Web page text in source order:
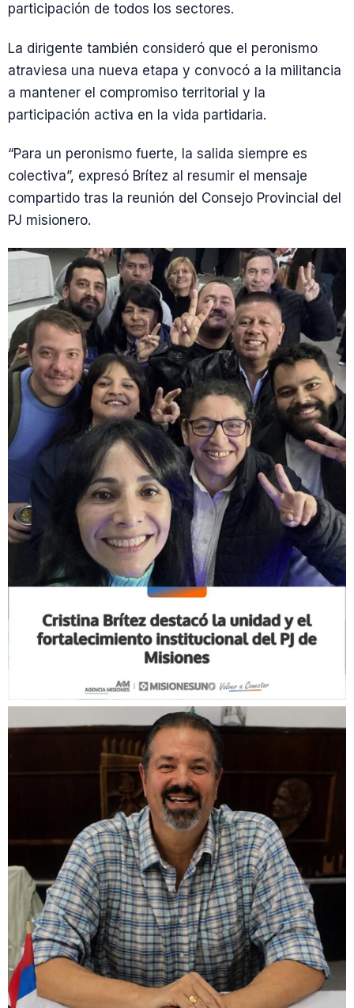
participación de todos los sectores.
La dirigente también consideró que el peronismo
atraviesa una nueva etapa y convocó a la militancia
a mantener el compromiso territorial y la
participación activa en la vida partidaria.
“Para un peronismo fuerte, la salida siempre es
colectiva”, expresó Brítez al resumir el mensaje
compartido tras la reunión del Consejo Provincial del
PJ misionero.